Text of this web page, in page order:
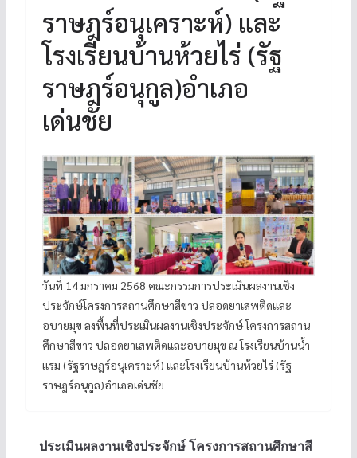
ราษฎร์อนุเคราะห์) และ
โรงเรียนบ้านห้วยไร่ (รัฐ
ราษฎร์อนุกูล)อำเภอ
เด่นชัย
วันที่ 14 มกราคม 2568 คณะกรรมการประเมินผลงานเชิง
ประจักษ์โครงการสถานศึกษาสีขาว ปลอดยาเสพติดและ
อบายมุข ลงพื้นที่ประเมินผลงานเชิงประจักษ์ โครงการสถาน
ศึกษาสีขาว ปลอดยาเสพติดและอบายมุข ณ โรงเรียนบ้านน้ำ
แรม (รัฐราษฎร์อนุเคราะห์) และโรงเรียนบ้านห้วยไร่ (รัฐ
ราษฎร์อนุกูล)อำเภอเด่นชัย
ประเมินผลงานเชิงประจักษ์ โครงการสถานศึกษาสี